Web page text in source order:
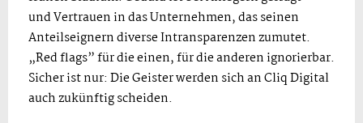
und Vertrauen in das Unternehmen, das seinen
Anteilseignern diverse Intransparenzen zumutet.
„Red flags” für die einen, für die anderen ignorierbar.
Sicher ist nur: Die Geister werden sich an Cliq Digital
auch zukünftig scheiden.